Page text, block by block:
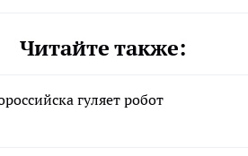
Читайте также:
гуляет робот